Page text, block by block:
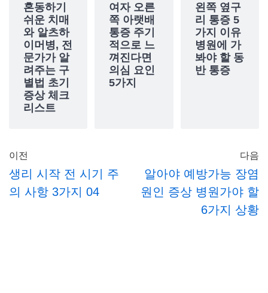
혼동하기
쉬운 치매
와 알츠하
이머병, 전
문가가 알
려주는 구
별법 초기
증상 체크
리스트
여자 오른
쪽 아랫배
통증 주기
적으로 느
껴진다면
의심 요인
5가지
왼쪽 옆구
리 통증 5
가지 이유
병원에 가
봐야 할 동
반 통증
이전
생리 시작 전 시기 주
의 사항 3가지 04
다음
알아야 예방가능 장염
원인 증상 병원가야 할
6가지 상황